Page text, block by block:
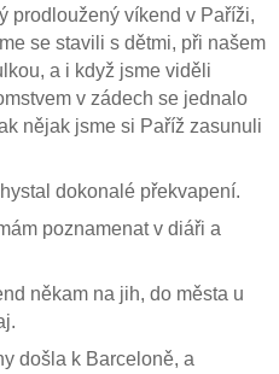
prodloužený víkend v Paříži,
se stavili s dětmi, při našem
a i když jsme viděli
v zádech se jednalo
nějak jsme si Paříž zasunuli
dokonalé překvapení.
poznamenat v diáři a
někam na jih, do města u
došla k Barceloně, a